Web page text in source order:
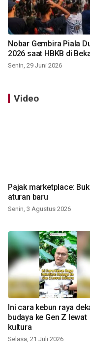
Nobar Gembira Piala
2026 saat HBKB di
Senin, 29 Juni 2026
Video
Pajak marketplace:
aturan baru
Senin, 3 Agustus 2026
Ini cara kebun raya
budaya ke Gen Z lewat
kultura
Selasa, 21 Juli 2026